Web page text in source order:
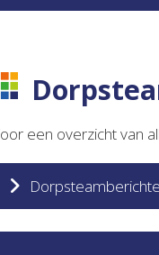
een overzicht van